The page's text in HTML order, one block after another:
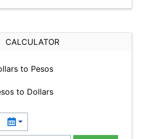
CALCULATOR
to Pesos
to Dollars